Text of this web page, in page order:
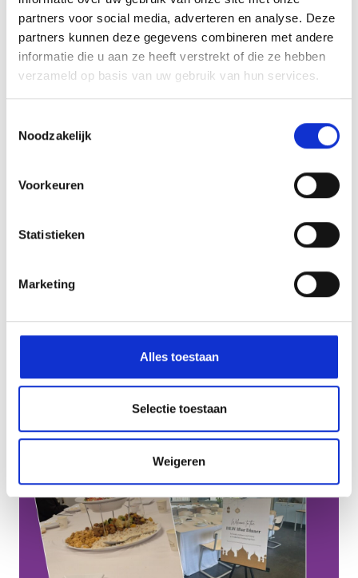
partners voor social media, adverteren en analyse. Deze
partners kunnen deze gegevens combineren met andere
informatie die u aan ze heeft verstrekt of die ze hebben
verzameld op basis van uw gebruik van hun services.
Noodzakelijk
Voorkeuren
Statistieken
Marketing
Alles toestaan
Selectie toestaan
Weigeren
Filosofie op vmbo-t